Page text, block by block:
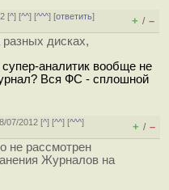
[^] [^^] [^^^] [ответить]
+ / –
дисках,
аналитик вообще не
Вся ФС - сплошной
07/2012 [^] [^^] [^^^]
+ / –
не рассмотрен
Журналов на